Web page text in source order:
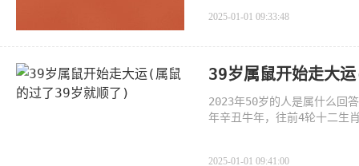
2025-01-01 09:33:48
39岁属鼠开始走大
2023年50岁的人是属什么回
年辛丑牛年，往前4轮十二生
2025-01-01 09:41:00